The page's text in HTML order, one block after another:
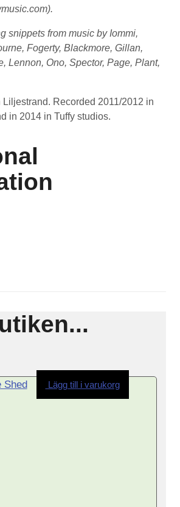
snippets from music by Iommi,
Fogerty, Blackmore, Gillan,
Lennon, Ono, Spector, Page, Plant,
Liljestrand. Recorded 2011/2012 in
in 2014 in Tuffy studios.
Lägg till i varukorg